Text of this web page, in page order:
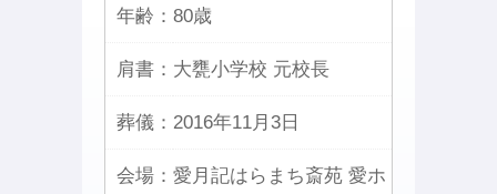
年齢： 80歳
肩書： 大甕小学校 元校長
葬儀： 2016年11月3日
会場： 愛月記はらまち斎苑 愛ホ